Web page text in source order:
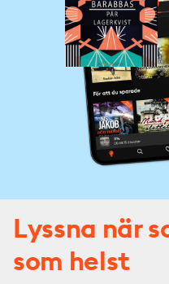
Lyssna när
som helst